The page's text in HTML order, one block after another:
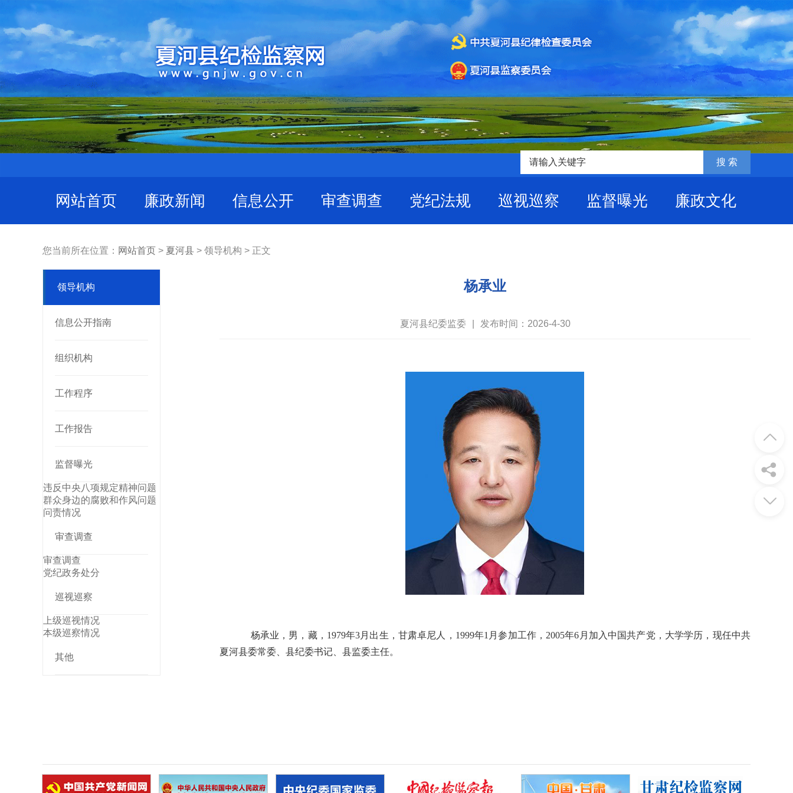
网站首页 廉政新闻 信息公开 审查调查 党纪法规 巡视巡察 监督曝光 廉政文化
您当前所在位置： 网站首页 > 夏河县 > 领导机构 > 正文
领导机构
信息公开指南
组织机构
工作程序
工作报告
监督曝光
违反中央八项规定精神问题
群众身边的腐败和作风问题
问责情况
审查调查
审查调查
党纪政务处分
巡视巡察
上级巡视情况
本级巡察情况
其他
杨承业
夏河县纪委监委 发布时间：2026-4-30
杨承业，男，藏，1979年3月出生，甘肃卓尼人，1999年1月参加工作，2005年6月加入中国共产党，大学学历，现任中共
夏河县委常委、县纪委书记、县监委主任。